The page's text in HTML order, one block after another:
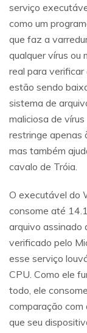
serviço
como um
que faz a
qualquer vírus ou
real para
estão sendo
sistema de
maliciosa de
restringe apenas
mas também
cavalo de Tróia.
O executável do
consome até
arquivo assinado
verificado pelo
esse serviço
CPU. Como ele
todo, ele
comparação com
que seu